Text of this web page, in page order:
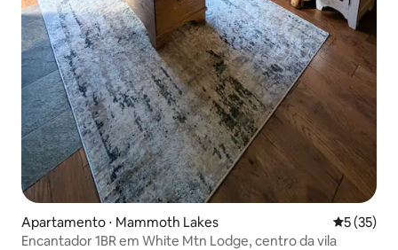
Apartamento ⋅ Mammoth Lakes 5 de uma
5 (35)
Encantador 1BR em White Mtn Lodge, centro da vila